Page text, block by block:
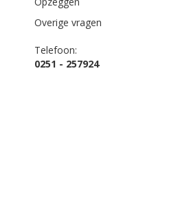
Overige vragen
Telefoon:
0251 - 257924